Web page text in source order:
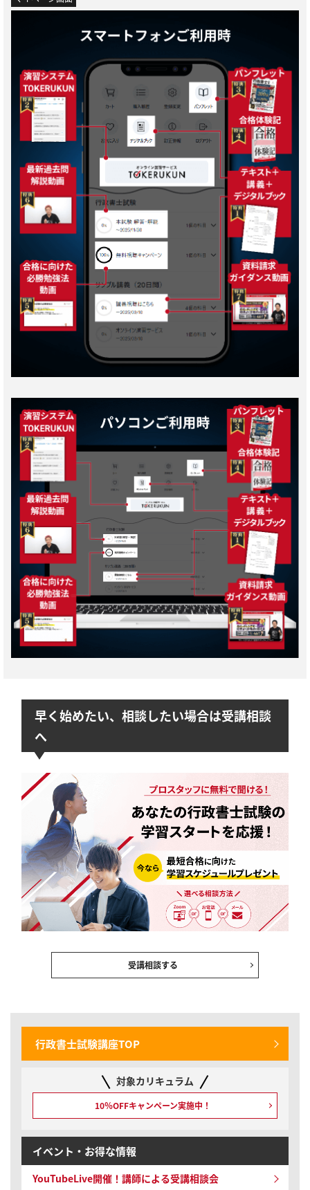
早く始めたい、相談したい場合は受講相談
へ
受講相談する
行政書士試験講座TOP
対象カリキュラム
10％OFFキャンペーン実施中！
イベント・お得な情報
YouTubeLive開催！ 講師による受講相談会